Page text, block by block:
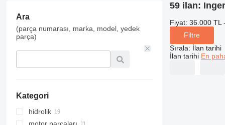
Ara
(parça numarası, marka, model, yedek
parça)
Kategori
hidrolik
59 ilan:
Fiyat: 36.000 TL
Filtre
Sırala: İlan tarihi
İlan tarihi En